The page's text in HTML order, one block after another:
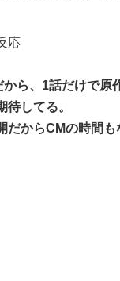
応
ら、1話だけで原
待してる。
だからCMの時間も